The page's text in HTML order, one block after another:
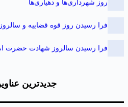
روز شهرداری‌ها و دهیاری‌ها
فرا رسیدن روز قوه قضاییه و سالروز
فرا رسیدن سالروز شهادت حضرت
جدیدترین